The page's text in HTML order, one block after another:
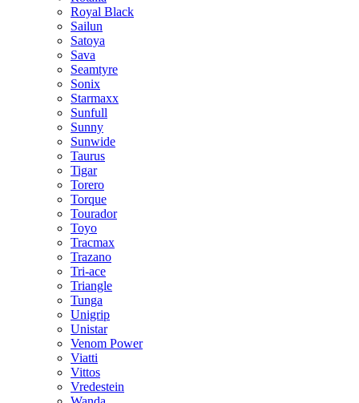
Royal Black
Sailun
Satoya
Sava
Seamtyre
Sonix
Starmaxx
Sunfull
Sunny
Sunwide
Taurus
Tigar
Torero
Torque
Tourador
Toyo
Tracmax
Trazano
Tri-ace
Triangle
Tunga
Unigrip
Unistar
Venom Power
Viatti
Vittos
Vredestein